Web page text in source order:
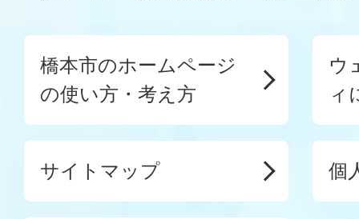
橋本市のホームページ
の使い方・考え方
ウ
ィ
サイトマップ 個